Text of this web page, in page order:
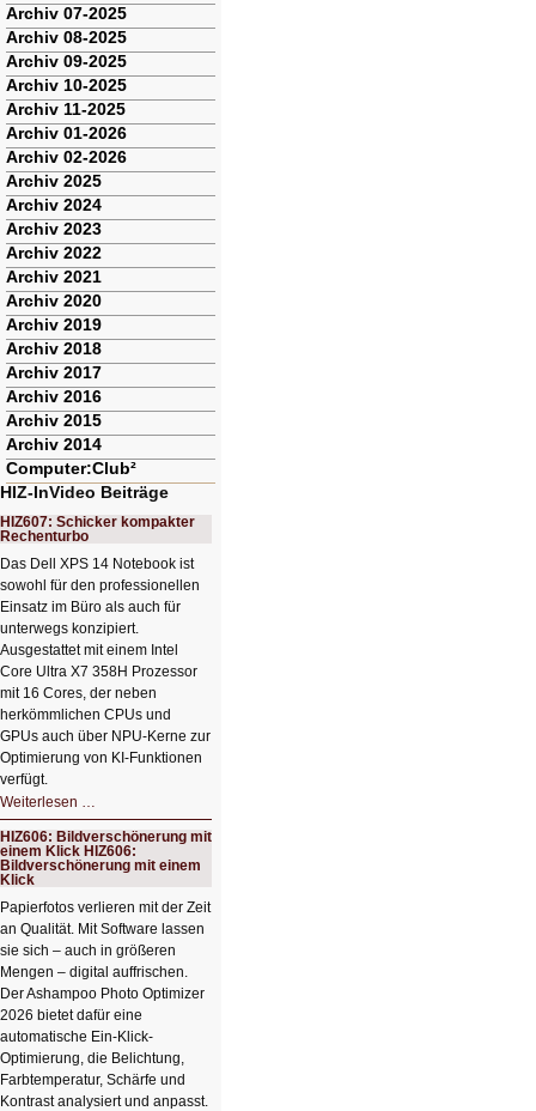
Archiv 07-2025
Archiv 08-2025
Archiv 09-2025
Archiv 10-2025
Archiv 11-2025
Archiv 01-2026
Archiv 02-2026
Archiv 2025
Archiv 2024
Archiv 2023
Archiv 2022
Archiv 2021
Archiv 2020
Archiv 2019
Archiv 2018
Archiv 2017
Archiv 2016
Archiv 2015
Archiv 2014
Computer:Club²
HIZ-InVideo Beiträge
HIZ607: Schicker kompakter
Rechenturbo
Das Dell XPS 14 Notebook ist
sowohl für den professionellen
Einsatz im Büro als auch für
unterwegs konzipiert.
Ausgestattet mit einem Intel
Core Ultra X7 358H Prozessor
mit 16 Cores, der neben
herkömmlichen CPUs und
GPUs auch über NPU-Kerne zur
Optimierung von KI-Funktionen
verfügt.
Weiterlesen …
Schicker
kompakter
Rechenturbo
HIZ606: Bildverschönerung mit
einem Klick HIZ606:
Bildverschönerung mit einem
Klick
Papierfotos verlieren mit der Zeit
an Qualität. Mit Software lassen
sie sich – auch in größeren
Mengen – digital auffrischen.
Der Ashampoo Photo Optimizer
2026 bietet dafür eine
automatische Ein-Klick-
Optimierung, die Belichtung,
Farbtemperatur, Schärfe und
Kontrast analysiert und anpasst.